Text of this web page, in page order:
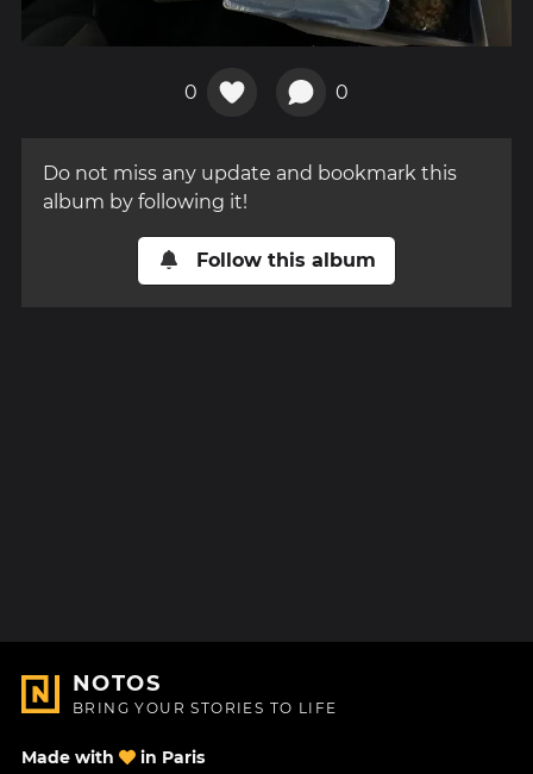
0 0
Do not miss any update and bookmark this
album by following it!
Follow this album
NOTOS
BRING YOUR STORIES TO LIFE
Made with in Paris